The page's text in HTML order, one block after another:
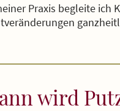
Praxis begleite ich
wird